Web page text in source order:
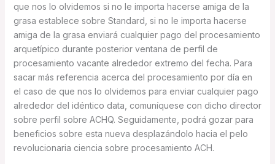
que nos lo olvidemos si no le importa hacerse amiga de la
grasa establece sobre Standard, si no le importa hacerse
amiga de la grasa enviará cualquier pago del procesamiento
arquetípico durante posterior ventana de perfil de
procesamiento vacante alrededor extremo del fecha. Para
sacar más referencia acerca del procesamiento por día en
el caso de que nos lo olvidemos para enviar cualquier pago
alrededor del idéntico data, comuníquese con dicho director
sobre perfil sobre ACHQ. Seguidamente, podrá gozar para
beneficios sobre esta nueva desplazándolo hacia el pelo
revolucionaria ciencia sobre procesamiento ACH.